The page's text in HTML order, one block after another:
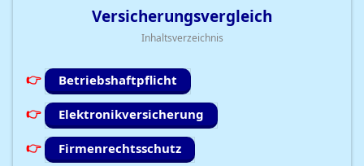
Versicherungsvergleich
Inhaltsverzeichnis
Betriebshaftpflicht
Elektronikversicherung
Firmenrechtsschutz